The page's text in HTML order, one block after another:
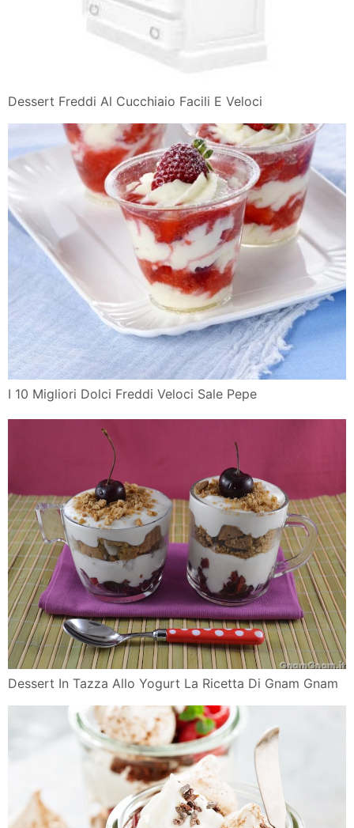
Dessert Freddi Al Cucchiaio Facili E Veloci
I 10 Migliori Dolci Freddi Veloci Sale Pepe
Dessert In Tazza Allo Yogurt La Ricetta Di Gnam Gnam